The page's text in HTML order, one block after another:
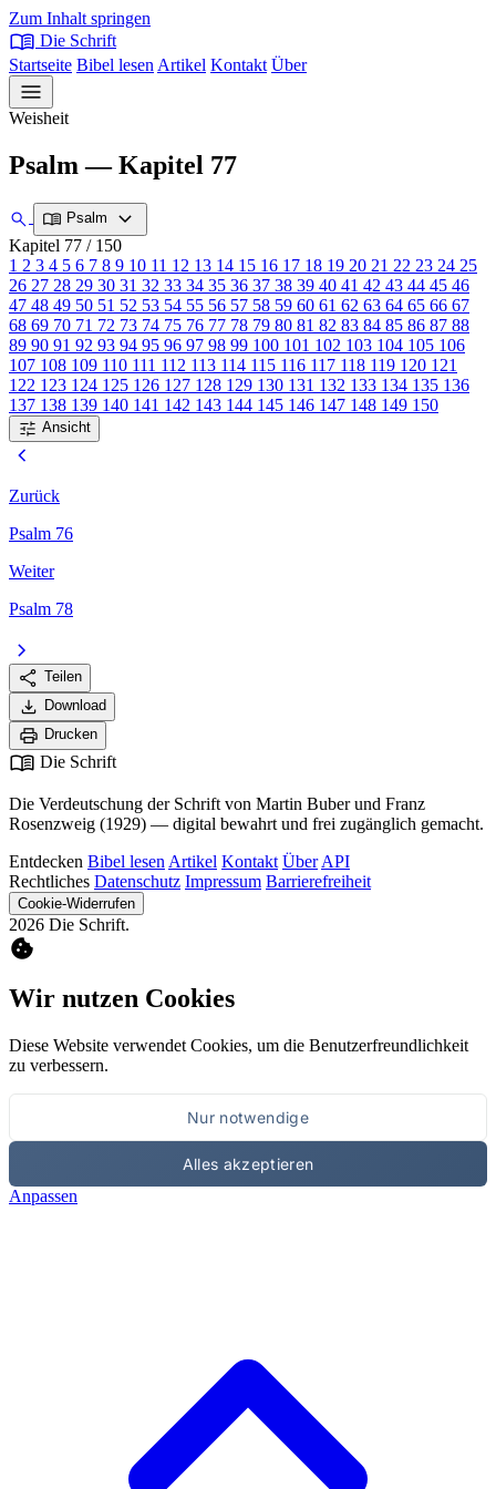
Zum Inhalt springen
menu_book Die Schrift
Startseite Bibel lesen Artikel Kontakt Über
menu
Weisheit
Psalm — Kapitel 77
search menu_book Psalm expand_more
Kapitel 77 / 150
1 2 3 4 5 6 7 8 9 10 11 12 13 14 15 16 17 18 19 20 21 22 23 24 25
26 27 28 29 30 31 32 33 34 35 36 37 38 39 40 41 42 43 44 45 46
47 48 49 50 51 52 53 54 55 56 57 58 59 60 61 62 63 64 65 66 67
68 69 70 71 72 73 74 75 76 77 78 79 80 81 82 83 84 85 86 87 88
89 90 91 92 93 94 95 96 97 98 99 100 101 102 103 104 105 106
107 108 109 110 111 112 113 114 115 116 117 118 119 120 121
122 123 124 125 126 127 128 129 130 131 132 133 134 135 136
137 138 139 140 141 142 143 144 145 146 147 148 149 150
tune Ansicht
chevron_left
Zurück
Psalm 76
Weiter
Psalm 78
chevron_right
share Teilen
download Download
print Drucken
menu_book Die Schrift
Die Verdeutschung der Schrift von Martin Buber und Franz
Rosenzweig (1929) — digital bewahrt und frei zugänglich gemacht.
Entdecken Bibel lesen Artikel Kontakt Über API
Rechtliches Datenschutz Impressum Barrierefreiheit
Cookie-Widerrufen
2026 Die Schrift.
cookie
Wir nutzen Cookies
Diese Website verwendet Cookies, um die Benutzerfreundlichkeit
zu verbessern.
Nur notwendige
Alles akzeptieren
Anpassen